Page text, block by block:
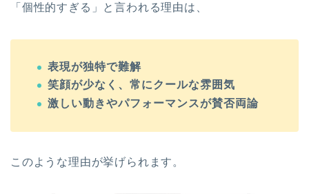
「個性的すぎる」と言われる理由は、
表現が独特で難解
笑顔が少なく、常にクールな雰囲気
激しい動きやパフォーマンスが賛否両論
このような理由が挙げられます。